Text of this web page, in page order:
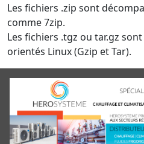
Les fichiers .zip sont
comme 7zip.
Les fichiers .tgz ou tar.gz
orientés Linux (Gzip et Tar).